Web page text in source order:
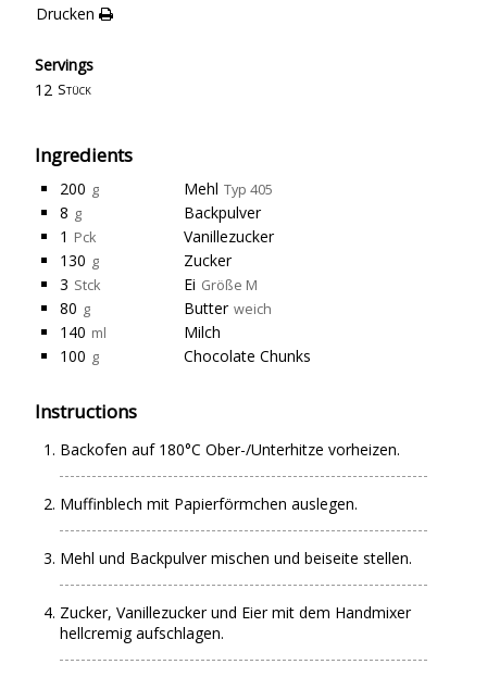
Drucken
Servings
12 Stück
Ingredients
200 g Mehl Typ 405
8 g
Backpulver
1 Pck
Vanillezucker
130 g
Zucker
3 Stck Ei Größe M
80 g Butter weich
140 ml
Milch
100 g Chocolate Chunks
Instructions
Backofen auf 180°C Ober-/Unterhitze vorheizen.
Muffinblech mit Papierförmchen auslegen.
Mehl und Backpulver mischen und beiseite stellen.
Zucker, Vanillezucker und Eier mit dem Handmixer
hellcremig aufschlagen.